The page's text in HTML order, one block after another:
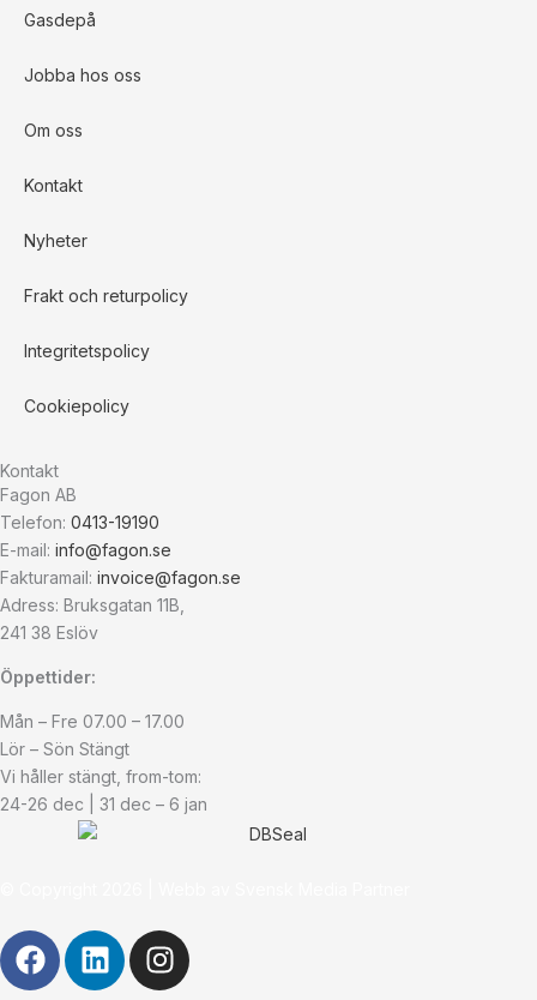
Gasdepå
Jobba hos oss
Om oss
Kontakt
Nyheter
Frakt och returpolicy
Integritetspolicy
Cookiepolicy
Kontakt
Fagon AB
Telefon: 0413-19190
E-mail: info@fagon.se
Fakturamail: invoice@fagon.se
Adress: Bruksgatan 11B,
241 38 Eslöv
Öppettider:
Mån – Fre 07.00 – 17.00
Lör – Sön Stängt
Vi håller stängt, from-tom:
24-26 dec | 31 dec – 6 jan
F
a
L
i
I
n